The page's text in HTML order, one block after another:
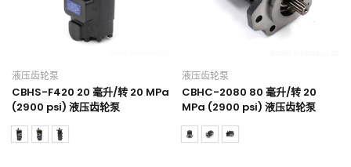
液压齿轮泵
CBHS-F420 20 毫升/转 20 MPa
(2900 psi) 液压齿轮泵
液压齿轮泵
CBHC-2080 80 毫升/转 20
MPa (2900 psi) 液压齿轮泵